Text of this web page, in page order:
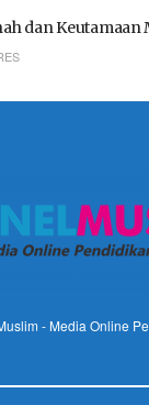
dan Keutamaan
- Media Online